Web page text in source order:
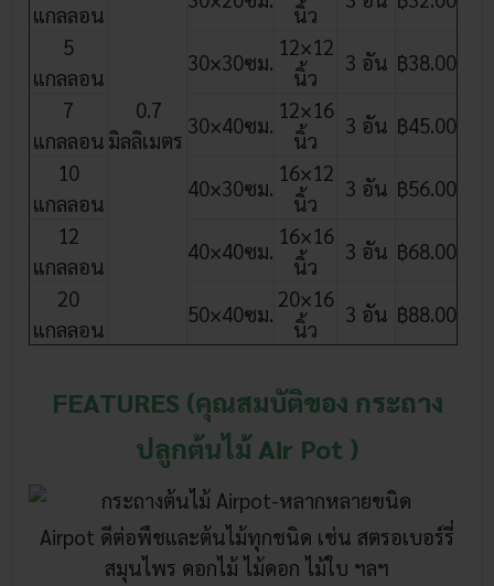
0.7
มิลลิเมตร
แกลลอน นิ้ว
5
แกลลอน
30×30ซม.
12×12
นิ้ว
3 อัน ฿38.00
7
แกลลอน
30×40ซม.
12×16
นิ้ว
3 อัน ฿45.00
10
แกลลอน
40×30ซม.
16×12
นิ้ว
3 อัน ฿56.00
12
แกลลอน
40×40ซม.
16×16
นิ้ว
3 อัน ฿68.00
20
แกลลอน
50×40ซม.
20×16
นิ้ว
3 อัน ฿88.00
FEATURES (คุณสมบัติของ กระถาง
ปลูกต้นไม้ Air Pot )
Airpot ดีต่อพืชและต้นไม้ทุกชนิด เช่น สตรอเบอร์รี่
สมุนไพร ดอกไม้ ไม้ดอก ไม้ใบ ฯลฯ